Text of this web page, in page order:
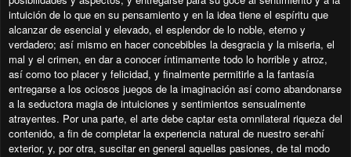
intuición de lo que en su pensamiento y en la idea tiene el espíritu que
alcanzar de esencial y elevado, el esplendor de lo noble, eterno y
verdadero; así mismo en hacer concebibles la desgracia y la miseria, el
mal y el crimen, en dar a conocer íntimamente todo lo horrible y atroz,
así como too placer y felicidad, y finalmente permitirle a la fantasía
entregarse a los ociosos juegos de la imaginación así como abandonarse
a la seductora magia de intuiciones y sentimientos sensualmente
atrayentes. Por una parte, el arte debe captar esta omnilateral riqueza del
contenido, a fin de completar la experiencia natural de nuestro ser-ahí
exterior, y, por otra, suscitar en general aquellas pasiones, de tal modo